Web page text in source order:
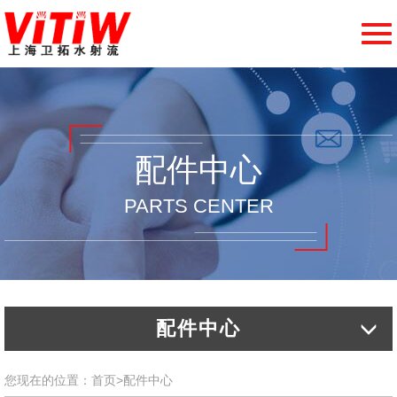
切
导
配件中心
PARTS CENTER
配件中心
您现在的位置： 首页>配件中心